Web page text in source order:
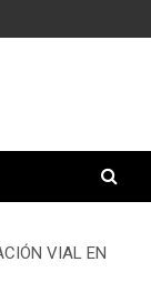
VIAL EN